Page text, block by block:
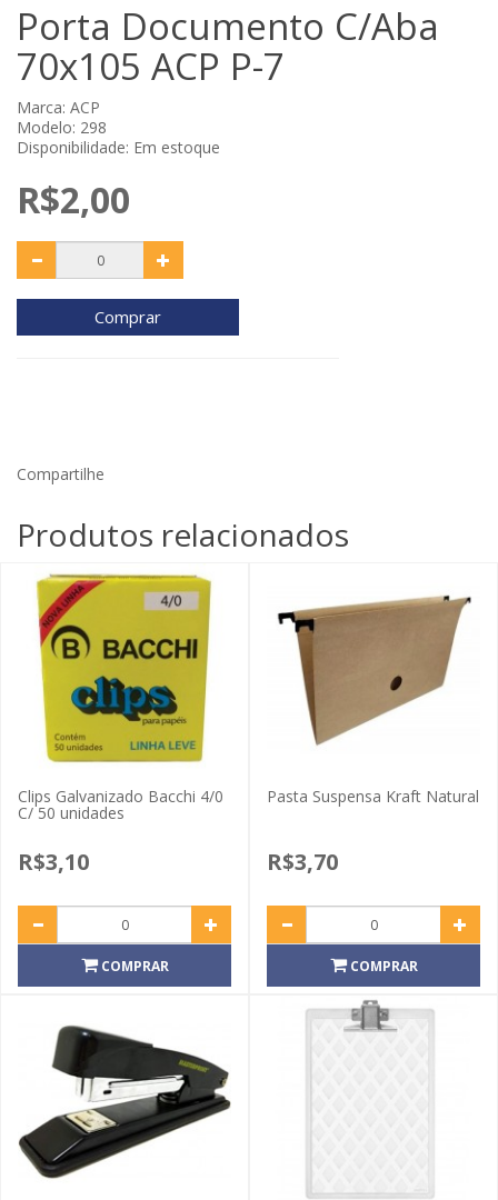
Porta Documento C/Aba
70x105 ACP P-7
Marca: ACP
Modelo: 298
Disponibilidade: Em estoque
R$2,00
Comprar
Compartilhe
Produtos relacionados
Clips Galvanizado Bacchi 4/0
C/ 50 unidades
R$3,10
COMPRAR
Pasta Suspensa Kraft Natural
R$3,70
COMPRAR